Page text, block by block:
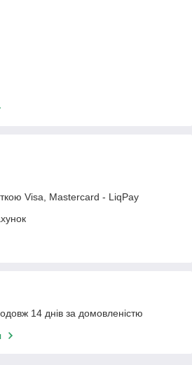
Visa, Mastercard - LiqPay
14 днів за домовленістю